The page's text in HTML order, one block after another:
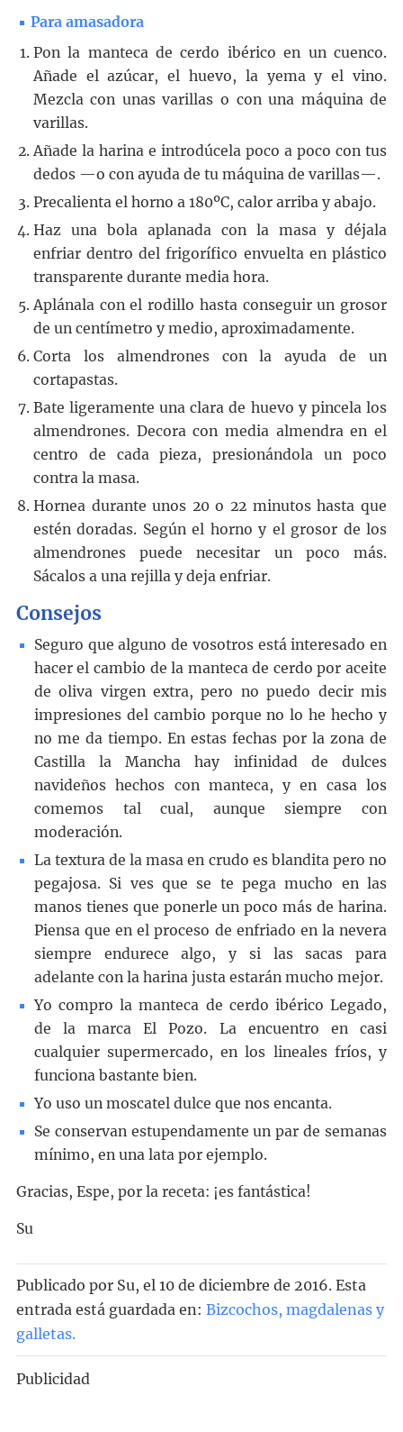
Para amasadora
Pon la manteca de cerdo ibérico en un cuenco.
Añade el azúcar, el huevo, la yema y el vino.
Mezcla con unas varillas o con una máquina de
varillas.
Añade la harina e introdúcela poco a poco con tus
dedos —o con ayuda de tu máquina de varillas—.
Precalienta el horno a 180ºC, calor arriba y abajo.
Haz una bola aplanada con la masa y déjala
enfriar dentro del frigorífico envuelta en plástico
transparente durante media hora.
Aplánala con el rodillo hasta conseguir un grosor
de un centímetro y medio, aproximadamente.
Corta los almendrones con la ayuda de un
cortapastas.
Bate ligeramente una clara de huevo y pincela los
almendrones. Decora con media almendra en el
centro de cada pieza, presionándola un poco
contra la masa.
Hornea durante unos 20 o 22 minutos hasta que
estén doradas. Según el horno y el grosor de los
almendrones puede necesitar un poco más.
Sácalos a una rejilla y deja enfriar.
Consejos
Seguro que alguno de vosotros está interesado en
hacer el cambio de la manteca de cerdo por aceite
de oliva virgen extra, pero no puedo decir mis
impresiones del cambio porque no lo he hecho y
no me da tiempo. En estas fechas por la zona de
Castilla la Mancha hay infinidad de dulces
navideños hechos con manteca, y en casa los
comemos tal cual, aunque siempre con
moderación.
La textura de la masa en crudo es blandita pero no
pegajosa. Si ves que se te pega mucho en las
manos tienes que ponerle un poco más de harina.
Piensa que en el proceso de enfriado en la nevera
siempre endurece algo, y si las sacas para
adelante con la harina justa estarán mucho mejor.
Yo compro la manteca de cerdo ibérico Legado,
de la marca El Pozo. La encuentro en casi
cualquier supermercado, en los lineales fríos, y
funciona bastante bien.
Yo uso un moscatel dulce que nos encanta.
Se conservan estupendamente un par de semanas
mínimo, en una lata por ejemplo.
Gracias, Espe, por la receta: ¡es fantástica!
Su
Publicado por Su, el 10 de diciembre de 2016. Esta
entrada está guardada en: Bizcochos, magdalenas y
galletas.
Publicidad